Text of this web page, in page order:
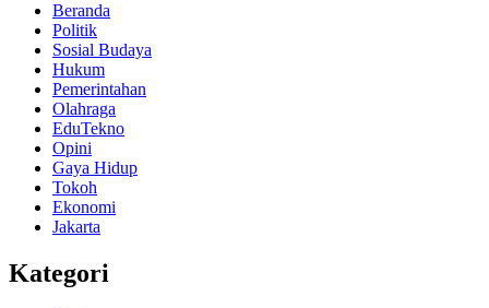
Beranda
Politik
Sosial Budaya
Hukum
Pemerintahan
Olahraga
EduTekno
Opini
Gaya Hidup
Tokoh
Ekonomi
Jakarta
Kategori